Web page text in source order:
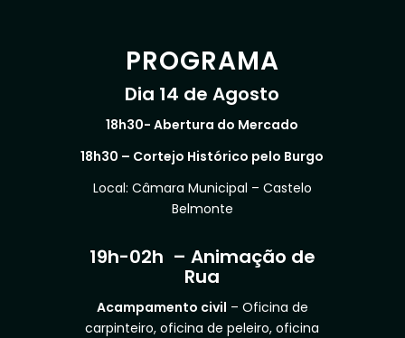
PROGRAMA
Dia 14 de Agosto
18h30- Abertura do Mercado
18h30 – Cortejo Histórico pelo Burgo
Local: Câmara Municipal – Castelo
Belmonte
19h-02h – Animação de
Rua
Acampamento civil – Oficina de
carpinteiro, oficina de peleiro, oficina